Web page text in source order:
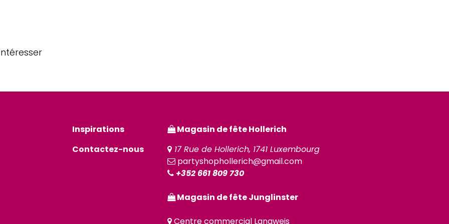
Inspirations
Contactez-nous
Magasin de fête Hollerich
17 Rue de Hollerich, 1741 Luxembourg
partyshophollerich@gmail.com
+352 661 809 730
Magasin de fête Junglinster
Centre commercial Langweis